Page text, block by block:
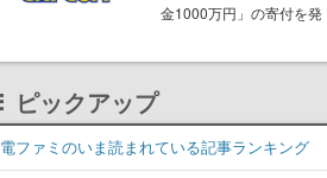
ゲームフリーク公式
金1000万円」の寄付を発
ピックアップ
電ファミのいま読まれている記事ランキング